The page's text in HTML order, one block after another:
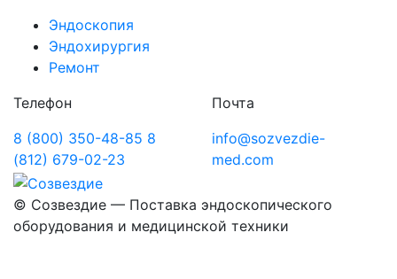
Эндоскопия
Эндохирургия
Ремонт
Телефон
8 (800) 350-48-85 8
(812) 679-02-23
Почта
info@sozvezdie-
med.com
© Созвездие — Поставка эндоскопического
оборудования и медицинской техники